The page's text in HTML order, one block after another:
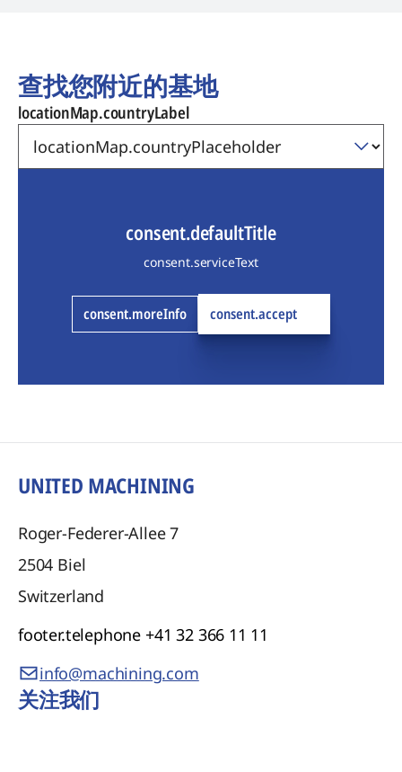
查找您附近的基地
locationMap.countryLabel
consent.defaultTitle
consent.serviceText
consent.moreInfo consent.accept
UNITED MACHINING
Roger-Federer-Allee 7
2504 Biel
Switzerland
footer.telephone +41 32 366 11 11
info@machining.com
关注我们